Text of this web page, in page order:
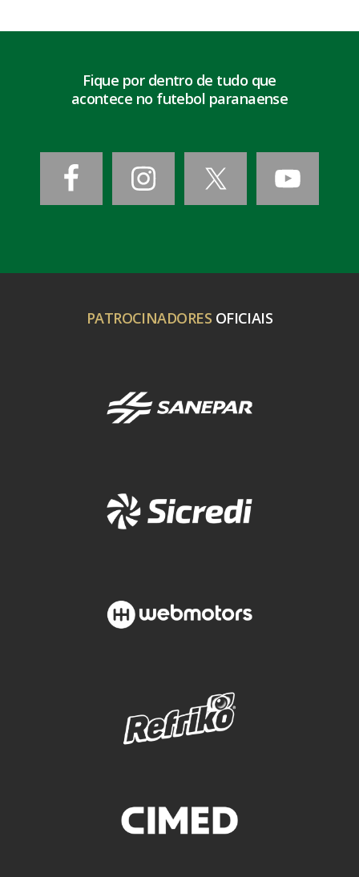
Fique por dentro de tudo que
acontece no futebol paranaense
PATROCINADORES OFICIAIS